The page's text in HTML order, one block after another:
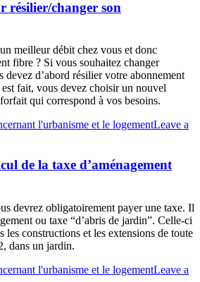
résilier/changer son
meilleur débit chez vous et donc
fibre ? Si vous souhaitez changer
devez d’abord résilier votre abonnement
fait, vous devez choisir un nouvel
qui correspond à vos besoins.
l'urbanisme et le logementLeave a
de la taxe d’aménagement
devrez obligatoirement payer une taxe. Il
ou taxe “d’abris de jardin”. Celle-ci
les constructions et les extensions de toute
dans un jardin.
l'urbanisme et le logementLeave a